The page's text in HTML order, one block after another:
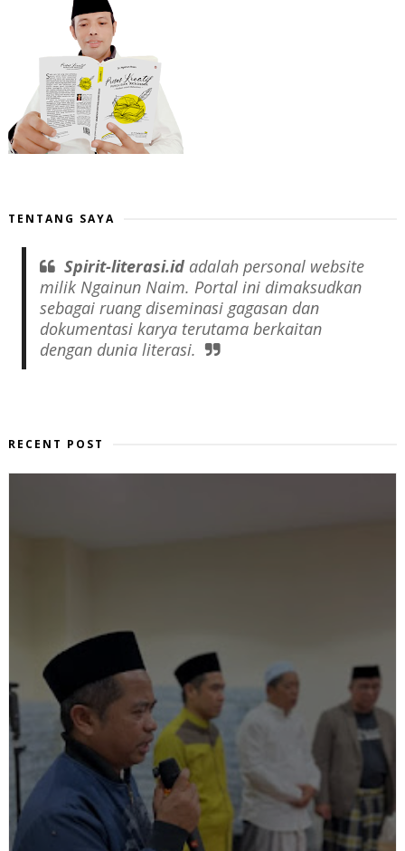
TENTANG SAYA
Spirit-literasi.idadalah personal website
milik Ngainun Naim. Portal ini dimaksudkan
sebagai ruang diseminasi gagasan dan
dokumentasi karya terutama berkaitan
dengan dunia literasi.
RECENT POST